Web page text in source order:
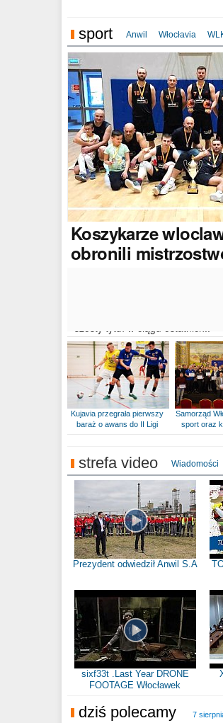
sport Anwil Włocłavia
Koszykarze
obronili
Kujavia przegrała pierwszy
baraż o awans do II Ligi
Samorząd
sport oraz
strefa video Wiadomości
Prezydent odwiedził Anwil S.A
sixf33t .Last Year DRONE
FOOTAGE Włocławek
dziś polecamy 7